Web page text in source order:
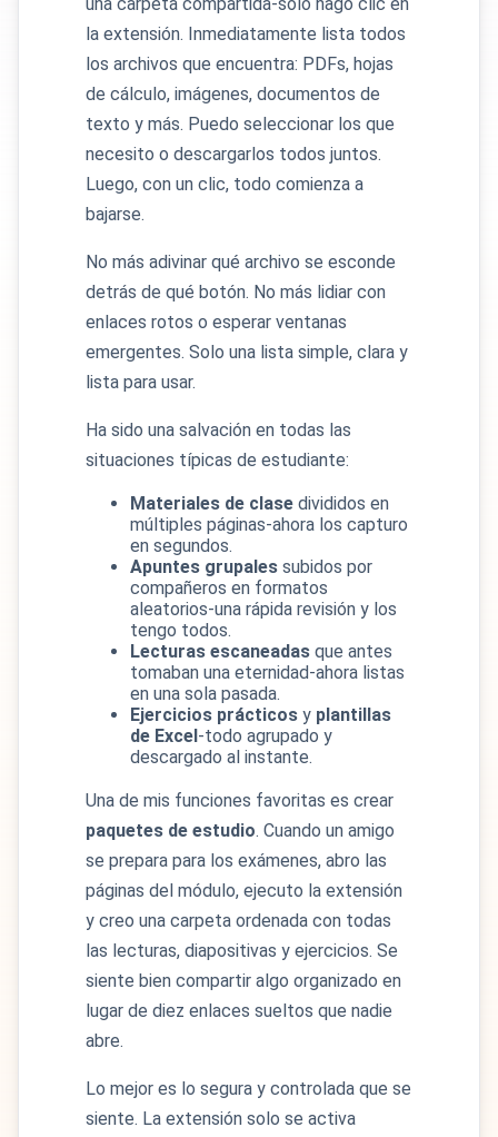
la extensión. Inmediatamente lista todos
los archivos que encuentra: PDFs, hojas
de cálculo, imágenes, documentos de
texto y más. Puedo seleccionar los que
necesito o descargarlos todos juntos.
Luego, con un clic, todo comienza a
bajarse.
No más adivinar qué archivo se esconde
detrás de qué botón. No más lidiar con
enlaces rotos o esperar ventanas
emergentes. Solo una lista simple, clara y
lista para usar.
Ha sido una salvación en todas las
situaciones típicas de estudiante:
Materiales de clase divididos en
múltiples páginas-ahora los capturo
en segundos.
Apuntes grupales subidos por
compañeros en formatos
aleatorios-una rápida revisión y los
tengo todos.
Lecturas escaneadas que antes
tomaban una eternidad-ahora listas
en una sola pasada.
Ejercicios prácticos y plantillas
de Excel-todo agrupado y
descargado al instante.
Una de mis funciones favoritas es crear
paquetes de estudio. Cuando un amigo
se prepara para los exámenes, abro las
páginas del módulo, ejecuto la extensión
y creo una carpeta ordenada con todas
las lecturas, diapositivas y ejercicios. Se
siente bien compartir algo organizado en
lugar de diez enlaces sueltos que nadie
abre.
Lo mejor es lo segura y controlada que se
siente. La extensión solo se activa